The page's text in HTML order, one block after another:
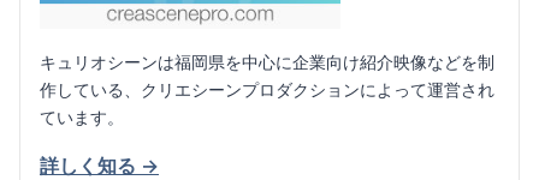
キュリオシーンは福岡県を中心に企業向け紹介映像などを制
作している、クリエシーンプロダクションによって運営され
ています。
詳しく知る →